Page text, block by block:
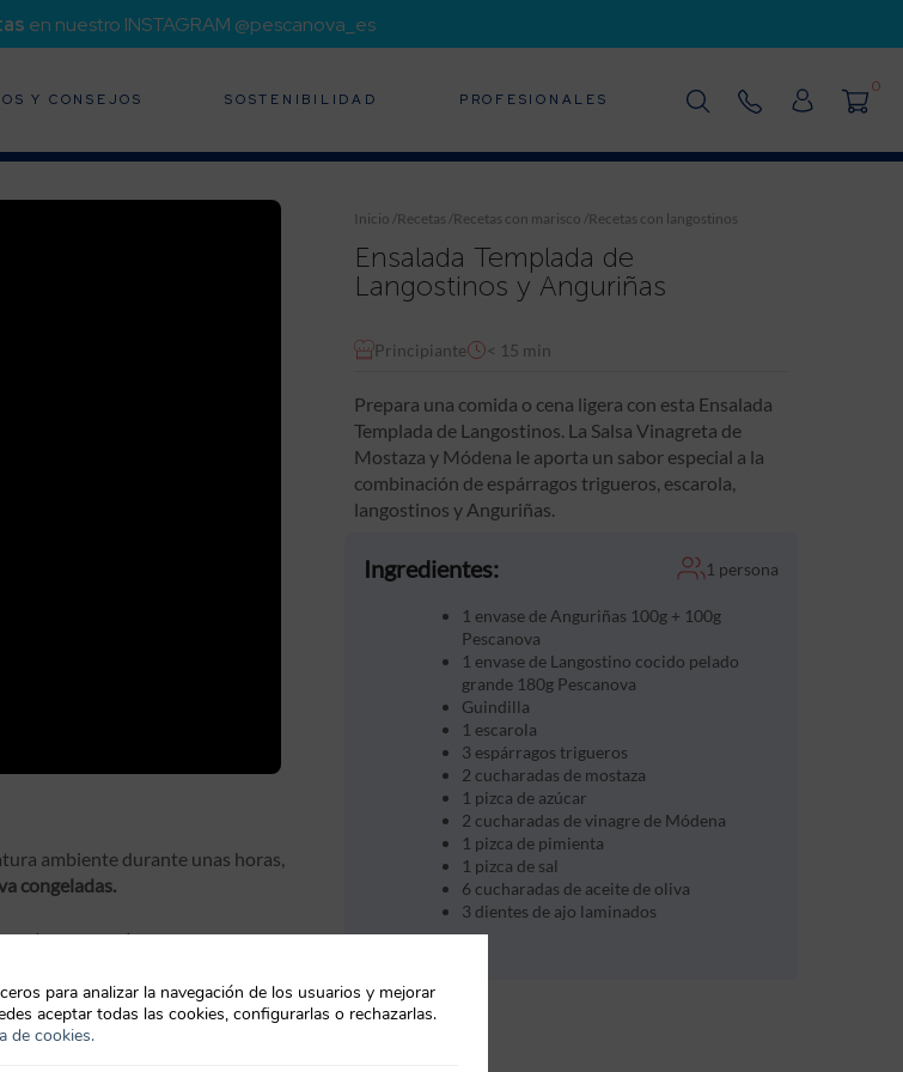
en nuestro INSTAGRAM @pescanova_es
Y CONSEJOS SOSTENIBILIDAD PROFESIONALES
0
Inicio/Recetas/Recetas con marisco/Recetas con langostinos
Ensalada Templada de
Langostinos y Anguriñas
Principiante < 15 min
Prepara una comida o cena ligera con esta Ensalada
Templada de Langostinos. La Salsa Vinagreta de
Mostaza y Módena le aporta un sabor especial a la
combinación de espárragos trigueros, escarola,
langostinos y Anguriñas.
Ingredientes: 1 persona
1 envase de Anguriñas 100g + 100g
Pescanova
1 envase de Langostino cocido pelado
grande 180g Pescanova
Guindilla
1 escarola
3 espárragos trigueros
2 cucharadas de mostaza
1 pizca de azúcar
2 cucharadas de vinagre de Módena
1 pizca de pimienta
1 pizca de sal
6 cucharadas de aceite de oliva
3 dientes de ajo laminados
ambiente durante unas horas,
congeladas.
(sin trocear). Cuando comience a
el salteado a un recipiente
durante 1 minuto con 1
para analizar la navegación de los usuarios y mejorar
aceptar todas las cookies, configurarlas o rechazarlas.
de cookies.